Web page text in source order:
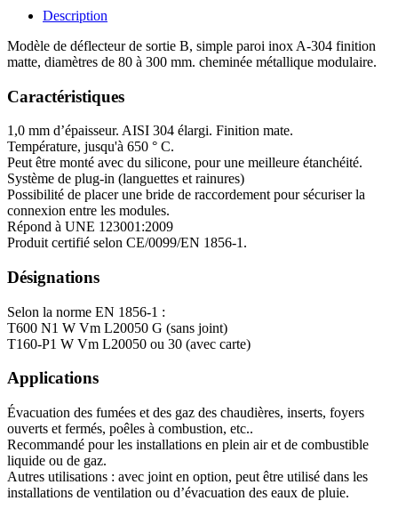
Description
Modèle de déflecteur de sortie B, simple paroi inox A-304 finition
matte, diamètres de 80 à 300 mm. cheminée métallique modulaire.
Caractéristiques
1,0 mm d’épaisseur. AISI 304 élargi. Finition mate.
Température, jusqu'à 650 ° C.
Peut être monté avec du silicone, pour une meilleure étanchéité.
Système de plug-in (languettes et rainures)
Possibilité de placer une bride de raccordement pour sécuriser la
connexion entre les modules.
Répond à UNE 123001:2009
Produit certifié selon CE/0099/EN 1856-1.
Désignations
Selon la norme EN 1856-1 :
T600 N1 W Vm L20050 G (sans joint)
T160-P1 W Vm L20050 ou 30 (avec carte)
Applications
Évacuation des fumées et des gaz des chaudières, inserts, foyers
ouverts et fermés, poêles à combustion, etc..
Recommandé pour les installations en plein air et de combustible
liquide ou de gaz.
Autres utilisations : avec joint en option, peut être utilisé dans les
installations de ventilation ou d’évacuation des eaux de pluie.